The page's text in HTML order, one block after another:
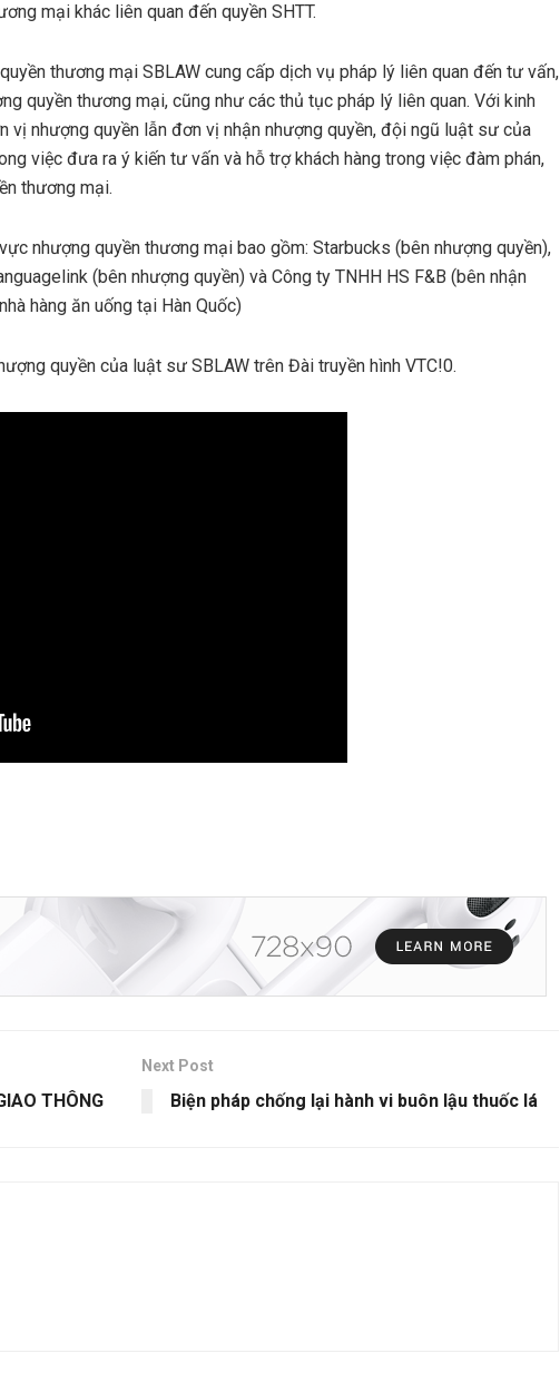
mại khác liên quan đến quyền SHTT.
thương mại SBLAW cung cấp dịch vụ pháp lý liên quan đến tư vấn,
quyền thương mại, cũng như các thủ tục pháp lý liên quan. Với kinh
vị nhượng quyền lẫn đơn vị nhận nhượng quyền, đội ngũ luật sư của
việc đưa ra ý kiến tư vấn và hỗ trợ khách hàng trong việc đàm phán,
thương mại.
nhượng quyền thương mại bao gồm: Starbucks (bên nhượng quyền),
(bên nhượng quyền) và Công ty TNHH HS F&B (bên nhận
hàng ăn uống tại Hàn Quốc)
quyền của luật sư SBLAW trên Đài truyền hình VTC!0.
THÔNG
Next Post
Biện pháp chống lại hành vi buôn lậu thuốc lá